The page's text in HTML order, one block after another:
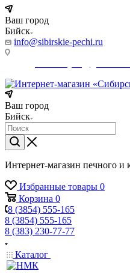
Ваш город
Бийск
info@sibirskie-pechi.ru
Ваш город
Бийск
Интернет-магазин печного и
Избранные товары 0
Корзина 0
8 (3854) 555-165
8 (3854) 555-165
8 (383) 230-77-77
Каталог